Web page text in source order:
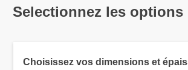
Selectionnez les
Choisissez vos dimensions et